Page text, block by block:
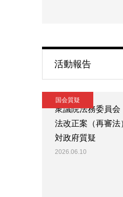
活動報告
国会質疑
衆議院法務委員
法改正案（再審法
対政府質疑
2026.06.10